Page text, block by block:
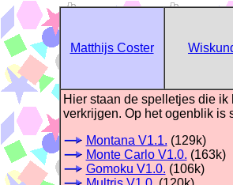
Matthijs Coster
Hier staan de spelletjes die
verkrijgen. Op het ogenblik is
Montana V1.1. (129k)
Monte Carlo V1.0. (163k)
Gomoku V1.0. (106k)